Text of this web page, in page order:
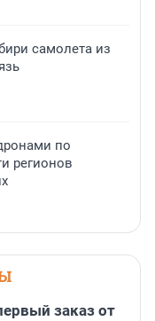
самолета из
по
регионов
заказ от